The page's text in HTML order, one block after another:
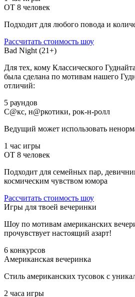
ОТ 8 человек
Подходит для любого повода и
Рассчитать стоимость шоу
Bad Night (21+)
Для тех, кому Классического
была сделана по мотивам нашего
отличий:
5 раундов
С@кс, н@ркотики, рок-н-ролл
Ведущий может использовать
1 час игры
ОТ 8 человек
Подходит для семейных пар,
космическим чувством юмора
Рассчитать стоимость шоу
Игры для твоей вечеринки
Шоу по мотивам американских
прочувствует настоящий азарт!
6 конкурсов
Американская вечеринка
Стиль американских тусовок с
2 часа игры